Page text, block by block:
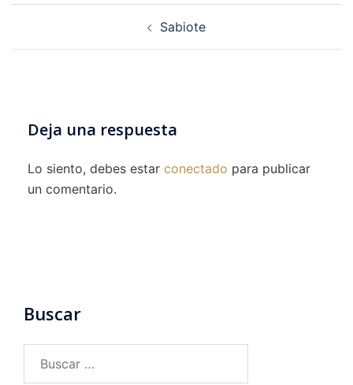
Navegación
entradas
Sabiote
Deja una respuesta
Lo siento, debes estar conectado para publicar
un comentario.
Buscar